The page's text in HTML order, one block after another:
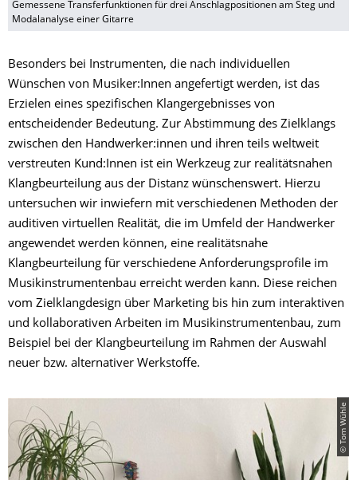
Gemessene Transferfunktionen für drei Anschlagpositionen am Steg und
Modalanalyse einer Gitarre
Besonders bei Instrumenten, die nach individuellen
Wünschen von Musiker:Innen angefertigt werden, ist das
Erzielen eines spezifischen Klangergebnisses von
entscheidender Bedeutung. Zur Abstimmung des Zielklangs
zwischen den Handwerker:innen und ihren teils weltweit
verstreuten Kund:Innen ist ein Werkzeug zur realitätsnahen
Klangbeurteilung aus der Distanz wünschenswert. Hierzu
untersuchen wir inwiefern mit verschiedenen Methoden der
auditiven virtuellen Realität, die im Umfeld der Handwerker
angewendet werden können, eine realitätsnahe
Klangbeurteilung für verschiedene Anforderungsprofile im
Musikinstrumentenbau erreicht werden kann. Diese reichen
vom Zielklangdesign über Marketing bis hin zum interaktiven
und kollaborativen Arbeiten im Musikinstrumentenbau, zum
Beispiel bei der Klangbeurteilung im Rahmen der Auswahl
neuer bzw. alternativer Werkstoffe.
© Tom Wühle